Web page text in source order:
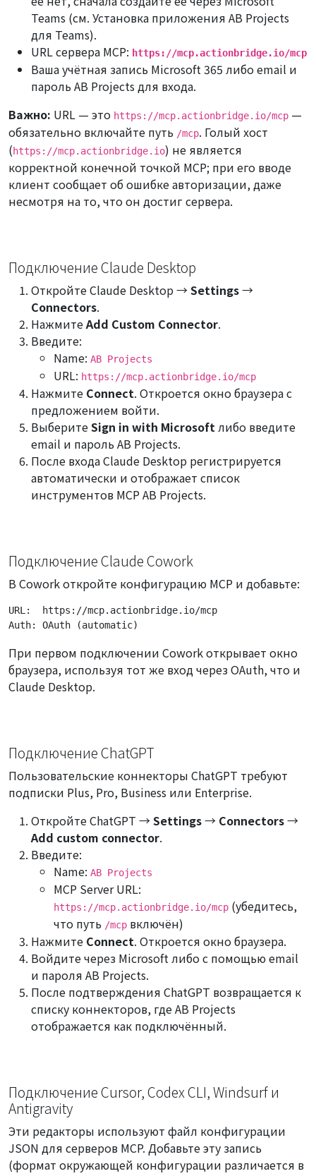
Teams (см. Установка приложения AB Projects
для Teams).
URL сервера MCP: https://mcp.actionbridge.io/mcp
Ваша учётная запись Microsoft 365 либо email и
пароль AB Projects для входа.
Важно: URL — это https://mcp.actionbridge.io/mcp —
обязательно включайте путь /mcp. Голый хост
(https://mcp.actionbridge.io) не является
корректной конечной точкой MCP; при его вводе
клиент сообщает об ошибке авторизации, даже
несмотря на то, что он достиг сервера.
Подключение Claude Desktop
Откройте Claude Desktop →Settings→
Connectors.
НажмитеAdd Custom Connector.
Введите:
Name: AB Projects
URL: https://mcp.actionbridge.io/mcp
Нажмите Connect. Откроется окно браузера с
предложением войти.
ВыберитеSign in with Microsoft либо введите
email и пароль AB Projects.
После входа Claude Desktop регистрируется
автоматически и отображает список
инструментов MCP AB Projects.
Подключение Claude Cowork
В Cowork откройте конфигурацию MCP и добавьте:
URL:  https://mcp.actionbridge.io/mcp
Auth: OAuth (automatic)
При первом подключении Cowork открывает окно
браузера, используя тот же вход через OAuth, что и
Claude Desktop.
Подключение ChatGPT
Пользовательские коннекторы ChatGPT требуют
подписки Plus, Pro, Business или Enterprise.
Откройте ChatGPT →Settings→ Connectors→
Add custom connector.
Введите:
Name: AB Projects
MCP Server URL:
https://mcp.actionbridge.io/mcp (убедитесь,
что путь /mcp включён)
Нажмите Connect. Откроется окно браузера.
Войдите через Microsoft либо с помощью email
и пароля AB Projects.
После подтверждения ChatGPT возвращается к
списку коннекторов, где AB Projects
отображается как подключённый.
Подключение Cursor, Codex CLI, Windsurf и
Antigravity
Эти редакторы используют файл конфигурации
JSON для серверов MCP. Добавьте эту запись
(формат окружающей конфигурации различается в